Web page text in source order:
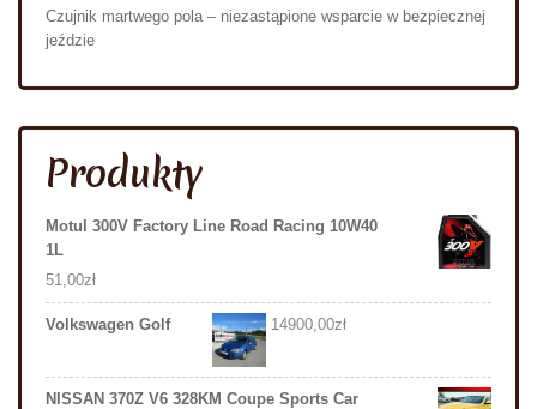
Czujnik martwego pola – niezastąpione wsparcie w bezpiecznej
jeździe
Produkty
Motul 300V Factory Line Road Racing 10W40
1L
51,00zł
Volkswagen Golf 14900,00zł
NISSAN 370Z V6 328KM Coupe Sports Car